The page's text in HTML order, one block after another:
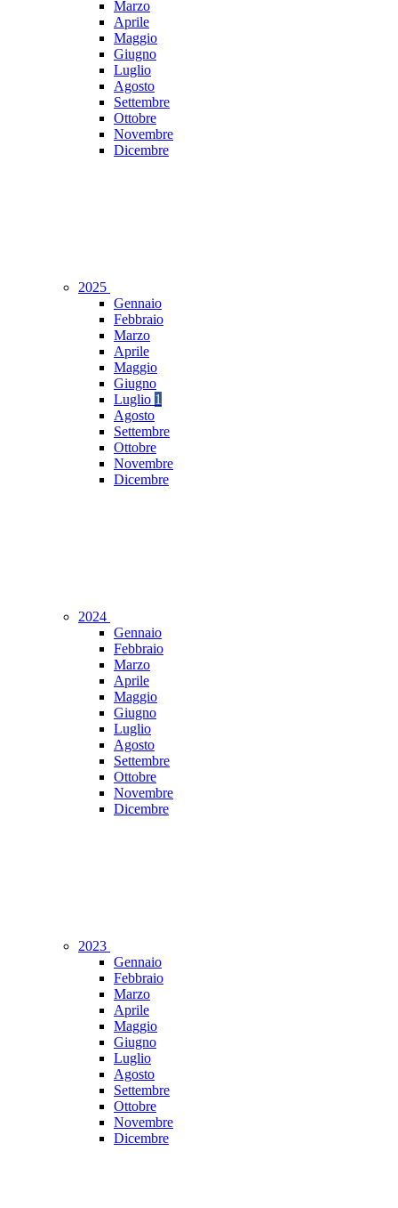
Marzo
Aprile
Maggio
Giugno
Luglio
Agosto
Settembre
Ottobre
Novembre
Dicembre
2025
Gennaio
Febbraio
Marzo
Aprile
Maggio
Giugno
Luglio 1
Agosto
Settembre
Ottobre
Novembre
Dicembre
2024
Gennaio
Febbraio
Marzo
Aprile
Maggio
Giugno
Luglio
Agosto
Settembre
Ottobre
Novembre
Dicembre
2023
Gennaio
Febbraio
Marzo
Aprile
Maggio
Giugno
Luglio
Agosto
Settembre
Ottobre
Novembre
Dicembre